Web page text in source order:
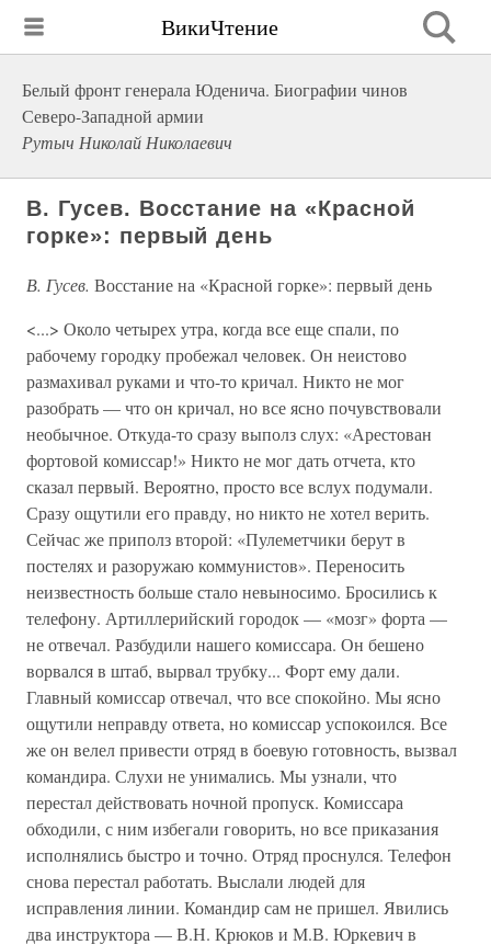
ВикиЧтение
Белый фронт генерала Юденича. Биографии чинов
Северо-Западной армии
Рутыч Николай Николаевич
В. Гусев. Восстание на «Красной
горке»: первый день
В. Гусев. Восстание на «Красной горке»: первый день
<...> Около четырех утра, когда все еще спали, по
рабочему городку пробежал человек. Он неистово
размахивал руками и что-то кричал. Никто не мог
разобрать — что он кричал, но все ясно почувствовали
необычное. Откуда-то сразу выполз слух: «Арестован
фортовой комиссар!» Никто не мог дать отчета, кто
сказал первый. Вероятно, просто все вслух подумали.
Сразу ощутили его правду, но никто не хотел верить.
Сейчас же приполз второй: «Пулеметчики берут в
постелях и разоружаю коммунистов». Переносить
неизвестность больше стало невыносимо. Бросились к
телефону. Артиллерийский городок — «мозг» форта —
не отвечал. Разбудили нашего комиссара. Он бешено
ворвался в штаб, вырвал трубку... Форт ему дали.
Главный комиссар отвечал, что все спокойно. Мы ясно
ощутили неправду ответа, но комиссар успокоился. Все
же он велел привести отряд в боевую готовность, вызвал
командира. Слухи не унимались. Мы узнали, что
перестал действовать ночной пропуск. Комиссара
обходили, с ним избегали говорить, но все приказания
исполнялись быстро и точно. Отряд проснулся. Телефон
снова перестал работать. Выслали людей для
исправления линии. Командир сам не пришел. Явились
два инструктора — В.Н. Крюков и М.В. Юркевич в